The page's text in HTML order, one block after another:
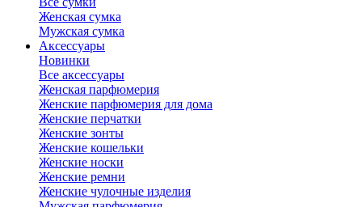
Женская сумка
Мужская сумка
Аксессуары
Новинки
Все аксессуары
Женская парфюмерия
Женские парфюмерия для дома
Женские перчатки
Женские зонты
Женские кошельки
Женские носки
Женские ремни
Женские чулочные изделия